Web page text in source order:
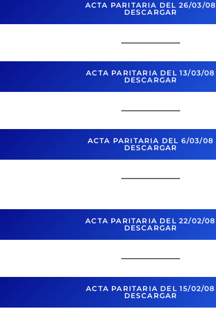
ACTA PARITARIA DEL 26/03/08
DESCARGAR
ACTA PARITARIA DEL 13/03/08
DESCARGAR
ACTA PARITARIA DEL 6/03/08
DESCARGAR
ACTA PARITARIA DEL 22/02/08
DESCARGAR
ACTA PARITARIA DEL 15/02/08
DESCARGAR